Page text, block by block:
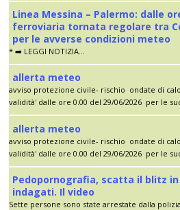
Linea Messina – Palermo: dalle
ferroviaria tornata regolare tra
per le avverse condizioni meteo
* ➡️ LEGGI NOTIZIA...
allerta meteo
avviso protezione civile- rischio ondate di
validità' dalle ore 0.00 del 29/06/2026 per le
allerta meteo
avviso protezione civile- rischio ondate di
validità' dalle ore 0.00 del 29/06/2026 per le
Pedopornografia, scatta il blitz
indagati. Il video
Sette persone sono state arrestate dalla